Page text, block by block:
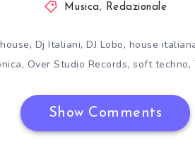
Musica , Redazionale
, Dj Italiani,DJ Lobo, house
, Over Studio Records,soft techno,
Show Comments